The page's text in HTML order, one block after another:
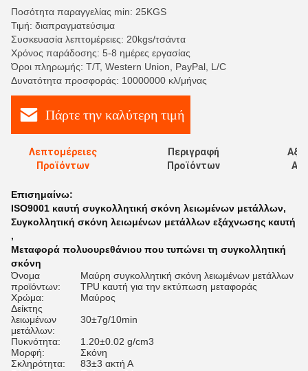
Ποσότητα παραγγελίας min: 25KGS
Τιμή: διαπραγματεύσιμα
Συσκευασία λεπτομέρειες: 20kgs/τσάντα
Χρόνος παράδοσης: 5-8 ημέρες εργασίας
Όροι πληρωμής: T/T, Western Union, PayPal, L/C
Δυνατότητα προσφοράς: 10000000 κλ/μήνας
Πάρτε την καλύτερη τιμή
Λεπτομέρειες
Προϊόντων
Περιγραφή
Προϊόντων
Επισημαίνω:
ISO9001 καυτή συγκολλητική σκόνη λειωμένων μετάλλων,
Συγκολλητική σκόνη λειωμένων μετάλλων εξάχνωσης καυτή
,
Μεταφορά πολυουρεθάνιου που τυπώνει τη συγκολλητική
σκόνη
Όνομα
προϊόντων:
Μαύρη συγκολλητική σκόνη λειωμένων μετάλλων
TPU καυτή για την εκτύπωση μεταφοράς
Χρώμα:
Μαύρος
Δείκτης
λειωμένων
μετάλλων:
30±7g/10min
Πυκνότητα:
1.20±0.02 g/cm3
Μορφή:
Σκόνη
Σκληρότητα:
83±3 ακτή Α